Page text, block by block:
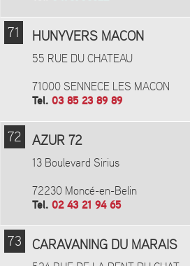
71 HUNYVERS MACON
55 RUE DU CHATEAU
71000 SENNECE LES MACON
Tel. 03 85 23 89 89
72 AZUR 72
13 Boulevard Sirius
72230 Moncé-en-Belin
Tel. 02 43 21 94 65
73 CARAVANING DU MARAIS